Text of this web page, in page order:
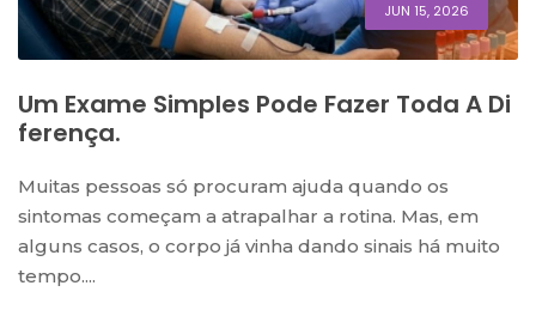
JUN 15, 2026
Um Exame Simples Pode Fazer Toda A Di
Ferença.
Muitas pessoas só procuram ajuda quando os
sintomas começam a atrapalhar a rotina. Mas, em
alguns casos, o corpo já vinha dando sinais há muito
tempo....